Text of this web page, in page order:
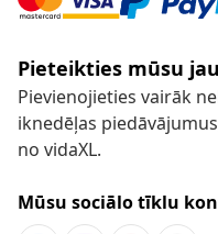
Pieteikties mūsu
Pievienojieties vairāk
iknedēļas
no vidaXL.
Mūsu sociālo tīklu